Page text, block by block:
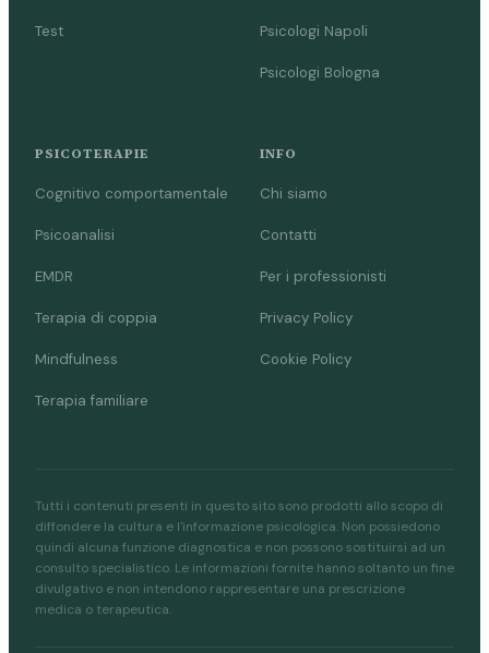
Test Psicologi Napoli
Psicologi Bologna
PSICOTERAPIE
Cognitivo comportamentale
Psicoanalisi
EMDR
Terapia di coppia
Mindfulness
Terapia familiare
INFO
Chi siamo
Contatti
Per i professionisti
Privacy Policy
Cookie Policy
Tutti i contenuti presenti in questo sito sono prodotti allo scopo di
diffondere la cultura e l'informazione psicologica. Non possiedono
quindi alcuna funzione diagnostica e non possono sostituirsi ad un
consulto specialistico. Le informazioni fornite hanno soltanto un fine
divulgativo e non intendono rappresentare una prescrizione
medica o terapeutica.